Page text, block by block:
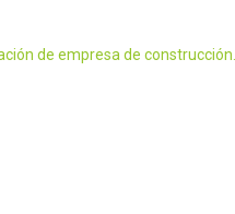
de empresa de construcción.